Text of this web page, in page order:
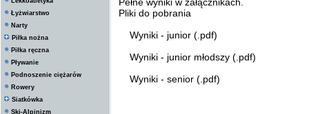
Łyżwiarstwo
Narty
Piłka nożna
Piłka ręczna
Pływanie
Podnoszenie ciężarów
Rowery
Siatkówka
Ski-Alpinizm
Pliki do pobrania
Wyniki - junior (.pdf)
Wyniki - junior młodszy (.pdf)
Wyniki - senior (.pdf)